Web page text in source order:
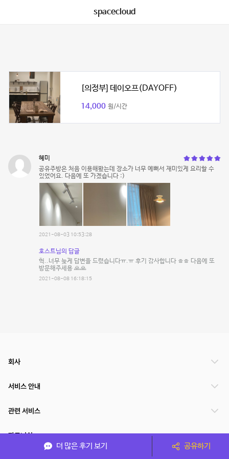
spacecloud
[의정부] 데이오프(DAYOFF)
14,000 원/시간
혜미
공유주방은 처음 이용해봤는데 장소가 너무 예뻐서 재미있게 요리할 수
있었어요. 다음에 또 가겠습니다 :)
2021-08-03 10:53:28
호스트님의 답글
헉..너무 늦게 답변을 드렸습니다ㅠ.ㅠ 후기 감사합니다 ㅎㅎ 다음에 또
방문해주세용 🙏🙏
2021-08-08 16:18:15
더 많은 후기 보기 공유하기
회사
서비스 안내
관련 서비스
파트너쉽